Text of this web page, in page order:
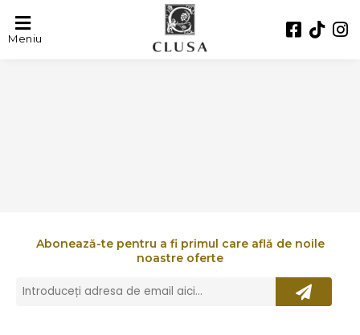
Meniu
FRIGORIFICOS MORALES
Abonează-te pentru a fi primul care află de noile
noastre oferte